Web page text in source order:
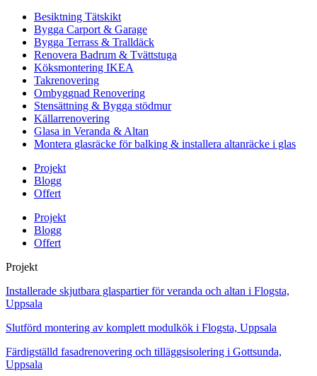
Besiktning Tätskikt
Bygga Carport & Garage
Bygga Terrass & Tralldäck
Renovera Badrum & Tvättstuga
Köksmontering IKEA
Takrenovering
Ombyggnad Renovering
Stensättning & Bygga stödmur
Källarrenovering
Glasa in Veranda & Altan
Montera glasräcke för balking & installera altanräcke i glas
Projekt
Blogg
Offert
Projekt
Blogg
Offert
Projekt
Installerade skjutbara glaspartier för veranda och altan i Flogsta,
Uppsala
Slutförd montering av komplett modulkök i Flogsta, Uppsala
Färdigställd fasadrenovering och tilläggsisolering i Gottsunda,
Uppsala